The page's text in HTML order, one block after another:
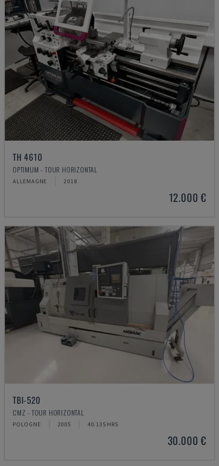
TH 4610
OPTIMUM - TOUR HORIZONTAL
ALLEMAGNE 2018
12.000 €
TBI-520
CMZ - TOUR HORIZONTAL
POLOGNE 2005 40.135 HRS
30.000 €